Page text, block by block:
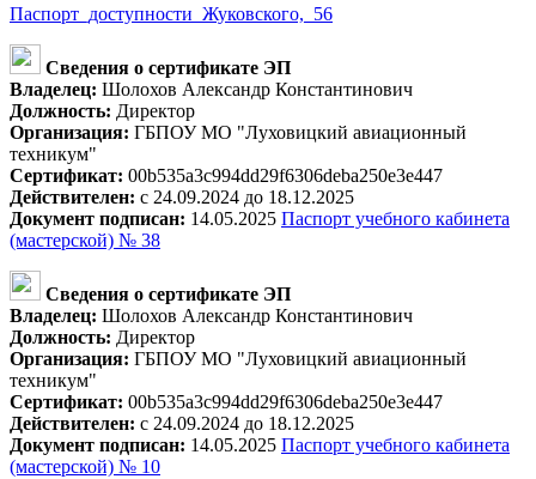
Паспорт_​доступности_​Жуковского,_​56
Сведения о сертификате ЭП
Владелец: Шолохов Александр Константинович
Должность: Директор
Организация: ГБПОУ МО "Луховицкий авиационный
техникум"
Сертификат: 00b535a3c994dd29f6306deba250e3e447
Действителен: с 24.09.2024 до 18.12.2025
Документ подписан: 14.05.2025 Паспорт учебного кабинета
(мастерской) № 38
Сведения о сертификате ЭП
Владелец: Шолохов Александр Константинович
Должность: Директор
Организация: ГБПОУ МО "Луховицкий авиационный
техникум"
Сертификат: 00b535a3c994dd29f6306deba250e3e447
Действителен: с 24.09.2024 до 18.12.2025
Документ подписан: 14.05.2025 Паспорт учебного кабинета
(мастерской) № 10